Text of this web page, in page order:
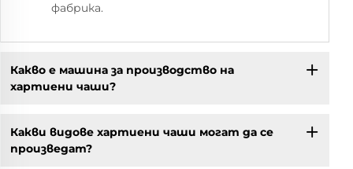
фабрика.
Какво е машина за производство на
хартиени чаши?
Какви видове хартиени чаши могат да се
произведат?